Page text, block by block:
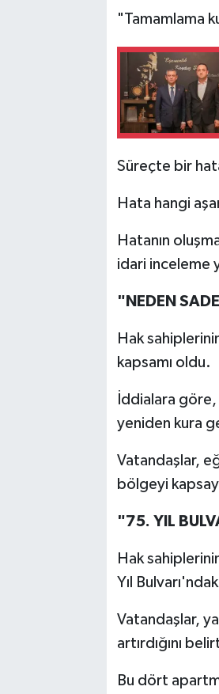
"Tamamlama
Süreçte bir
Hata hangi
Hatanın
idari inceleme
"NEDEN
Hak
kapsamı oldu.
İddialara
yeniden kura
Vatandaşlar,
bölgeyi
"75. YIL
Hak
Yıl
Vatandaşlar,
artırdığını
Bu dört